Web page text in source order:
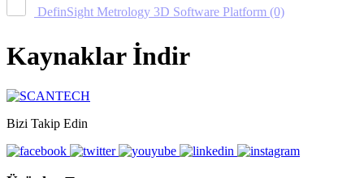
DefinSight Metrology 3D Software Platform (0)
Kaynaklar İndir
Bizi Takip Edin